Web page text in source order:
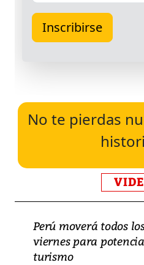
No te pierdas
Perú moverá todos
viernes para
turismo